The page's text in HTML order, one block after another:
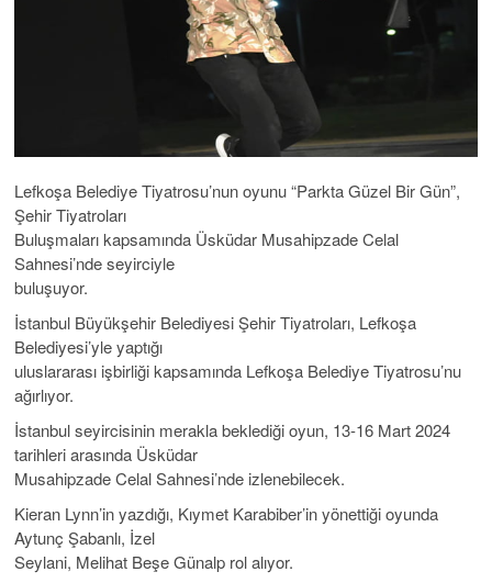
Lefkoşa Belediye Tiyatrosu’nun oyunu “Parkta Güzel Bir Gün”,
Şehir Tiyatroları
Buluşmaları kapsamında Üsküdar Musahipzade Celal
Sahnesi’nde seyirciyle
buluşuyor.
İstanbul Büyükşehir Belediyesi Şehir Tiyatroları, Lefkoşa
Belediyesi’yle yaptığı
uluslararası işbirliği kapsamında Lefkoşa Belediye Tiyatrosu’nu
ağırlıyor.
İstanbul seyircisinin merakla beklediği oyun, 13-16 Mart 2024
tarihleri arasında Üsküdar
Musahipzade Celal Sahnesi’nde izlenebilecek.
Kieran Lynn’in yazdığı, Kıymet Karabiber’in yönettiği oyunda
Aytunç Şabanlı, İzel
Seylani, Melihat Beşe Günalp rol alıyor.